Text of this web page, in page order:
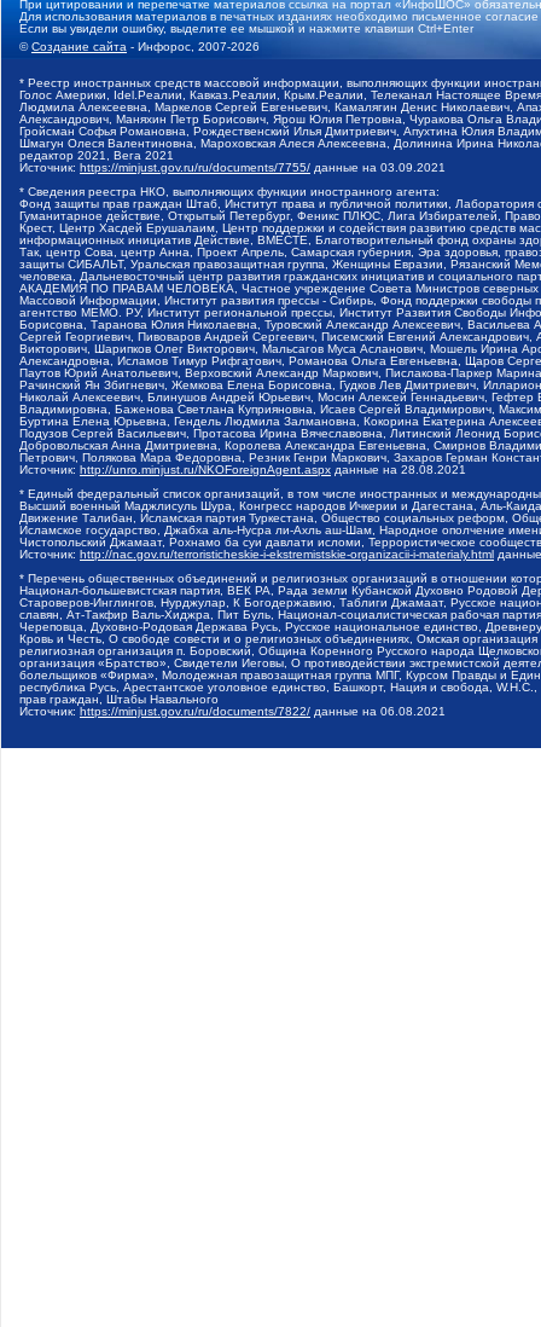
При цитировании и перепечатке материалов ссылка на портал «ИнфоШОС»
Для использования материалов в печатных изданиях необходимо письменное
Если вы увидели ошибку, выделите ее мышкой и нажмите клавиши Ctrl+Enter
©Создание сайта - Инфорос, 2007-2026
* Реестр иностранных средств массовой информации, выполняющих функции
Голос Америки, Idel.Реалии, Кавказ.Реалии, Крым.Реалии, Телеканал Настоящее
Людмила Алексеевна, Маркелов Сергей Евгеньевич, Камалягин Денис Николаевич,
Александрович, Маняхин Петр Борисович, Ярош Юлия Петровна, Чуракова Ольга
Гройсман Софья Романовна, Рождественский Илья Дмитриевич, Апухтина Юлия
Шмагун Олеся Валентиновна, Мароховская Алеся Алексеевна, Долинина Ирина
редактор 2021, Вега 2021
Источник: https://minjust.gov.ru/ru/documents/7755/ данные на 03.09.2021
* Сведения реестра НКО, выполняющих функции иностранного агента:
Фонд защиты прав граждан Штаб, Институт права и публичной политики,
Гуманитарное действие, Открытый Петербург, Феникс ПЛЮС, Лига Избирателей,
Крест, Центр Хасдей Ерушалаим, Центр поддержки и содействия развитию средств
информационных инициатив Действие, ВМЕСТЕ, Благотворительный фонд охраны
Так, центр Сова, центр Анна, Проект Апрель, Самарская губерния, Эра здоровья,
защиты СИБАЛЬТ, Уральская правозащитная группа, Женщины Евразии, Рязанский
человека, Дальневосточный центр развития гражданских инициатив и социального
АКАДЕМИЯ ПО ПРАВАМ ЧЕЛОВЕКА, Частное учреждение Совета Министров северных
Массовой Информации, Институт развития прессы - Сибирь, Фонд поддержки
агентство МЕМО. РУ, Институт региональной прессы, Институт Развития Свободы
Борисовна, Таранова Юлия Николаевна, Туровский Александр Алексеевич,
Сергей Георгиевич, Пивоваров Андрей Сергеевич, Писемский Евгений
Викторович, Шарипков Олег Викторович, Мальсагов Муса Асланович, Мошель Ирина
Александровна, Исламов Тимур Рифгатович, Романова Ольга Евгеньевна, Щаров
Паутов Юрий Анатольевич, Верховский Александр Маркович, Пислакова-Паркер
Рачинский Ян Збигневич, Жемкова Елена Борисовна, Гудков Лев Дмитриевич,
Николай Алексеевич, Блинушов Андрей Юрьевич, Мосин Алексей Геннадьевич,
Владимировна, Баженова Светлана Куприяновна, Исаев Сергей Владимирович,
Буртина Елена Юрьевна, Гендель Людмила Залмановна, Кокорина Екатерина
Подузов Сергей Васильевич, Протасова Ирина Вячеславовна, Литинский Леонид
Добровольская Анна Дмитриевна, Королева Александра Евгеньевна, Смирнов
Петрович, Полякова Мара Федоровна, Резник Генри Маркович, Захаров Герман
Источник: http://unro.minjust.ru/NKOForeignAgent.aspx данные на 28.08.2021
* Единый федеральный список организаций, в том числе иностранных и
Высший военный Маджлисуль Шура, Конгресс народов Ичкерии и Дагестана, Аль-
Движение Талибан, Исламская партия Туркестана, Общество социальных реформ,
Исламское государство, Джабха аль-Нусра ли-Ахль аш-Шам, Народное ополчение
Чистопольский Джамаат, Рохнамо ба суи давлати исломи, Террористическое
Источник: http://nac.gov.ru/terroristicheskie-i-ekstremistskie-organizacii-i-materialy.html
* Перечень общественных объединений и религиозных организаций в отношении
Национал-большевистская партия, ВЕК РА, Рада земли Кубанской Духовно Родовой
Староверов-Инглингов, Нурджулар, К Богодержавию, Таблиги Джамаат, Русское
славян, Ат-Такфир Валь-Хиджра, Пит Буль, Национал-социалистическая рабочая
Череповца, Духовно-Родовая Держава Русь, Русское национальное единство,
Кровь и Честь, О свободе совести и о религиозных объединениях, Омская
религиозная организация п. Боровский, Община Коренного Русского народа
организация «Братство», Свидетели Иеговы, О противодействии экстремистской
болельщиков «Фирма», Молодежная правозащитная группа МПГ, Курсом Правды и
республика Русь, Арестантское уголовное единство, Башкорт, Нация и свобода,
прав граждан, Штабы Навального
Источник: https://minjust.gov.ru/ru/documents/7822/ данные на 06.08.2021